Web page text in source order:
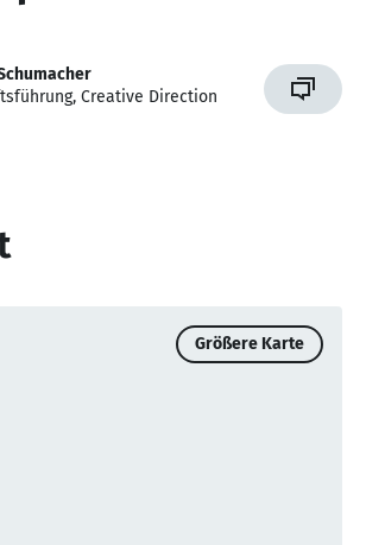
Creative Direction
Größere Karte